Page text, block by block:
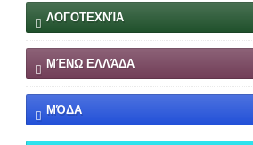
ΛΟΓΟΤΕΧΝΊΑ
ΜΈΝΩ ΕΛΛΆΔΑ
ΜΌΔΑ